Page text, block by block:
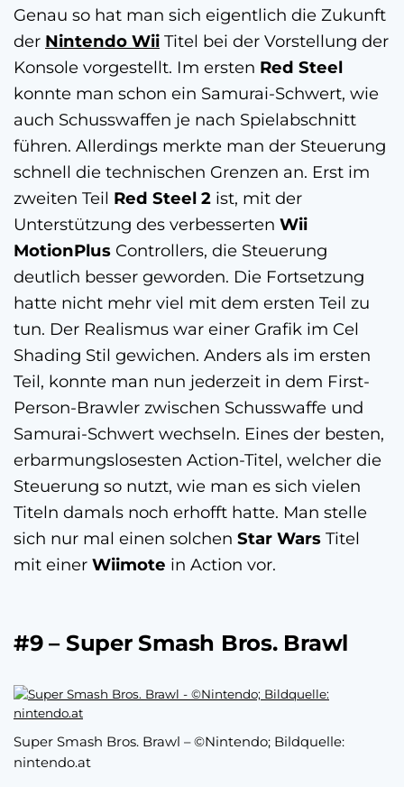
Genau so hat man sich eigentlich die Zukunft
der Nintendo Wii Titel bei der Vorstellung der
Konsole vorgestellt. Im ersten Red Steel
konnte man schon ein Samurai-Schwert, wie
auch Schusswaffen je nach Spielabschnitt
führen. Allerdings merkte man der Steuerung
schnell die technischen Grenzen an. Erst im
zweiten Teil Red Steel 2 ist, mit der
Unterstützung des verbesserten Wii
MotionPlus Controllers, die Steuerung
deutlich besser geworden. Die Fortsetzung
hatte nicht mehr viel mit dem ersten Teil zu
tun. Der Realismus war einer Grafik im Cel
Shading Stil gewichen. Anders als im ersten
Teil, konnte man nun jederzeit in dem First-
Person-Brawler zwischen Schusswaffe und
Samurai-Schwert wechseln. Eines der besten,
erbarmungslosesten Action-Titel, welcher die
Steuerung so nutzt, wie man es sich vielen
Titeln damals noch erhofft hatte. Man stelle
sich nur mal einen solchen Star Wars Titel
mit einer Wiimote in Action vor.
#9 – Super Smash Bros. Brawl
Super Smash Bros. Brawl – ©Nintendo; Bildquelle:
nintendo.at